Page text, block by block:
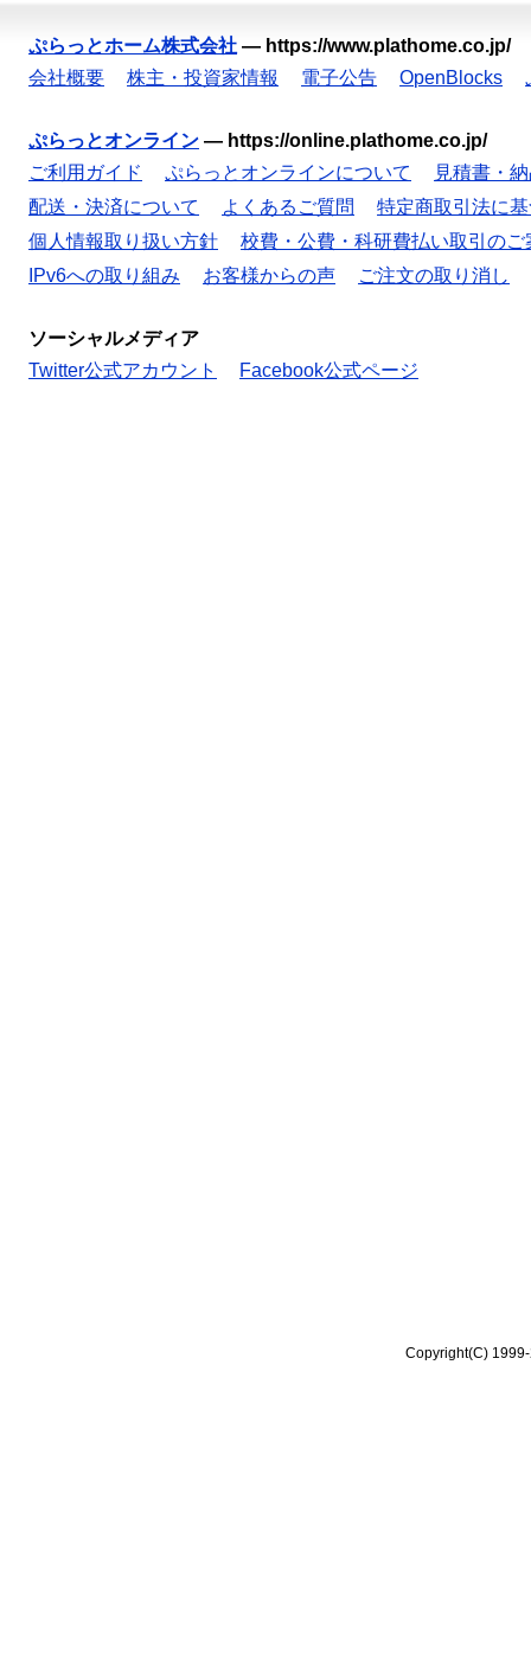
ぷらっとホーム株式会社 — https://www.plathome.co.jp/
会社概要
株主・投資家情報 電子公告 OpenBlocks
ぷらっとオンライン — https://online.plathome.co.jp/
ご利用ガイド
ぷらっとオンラインについて
見積書・
配送・決済について
よくあるご質問
特定商取引法に
個人情報取り扱い方針
校費・公費・科研費払い取引のご
IPv6への取り組み
お客様からの声 ご注文の取り消し
ソーシャルメディア
Twitter公式アカウント
Facebook公式ページ
Copyright(C)